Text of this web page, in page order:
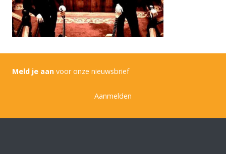
Meld je aan voor onze nieuwsbrief
Aanmelden